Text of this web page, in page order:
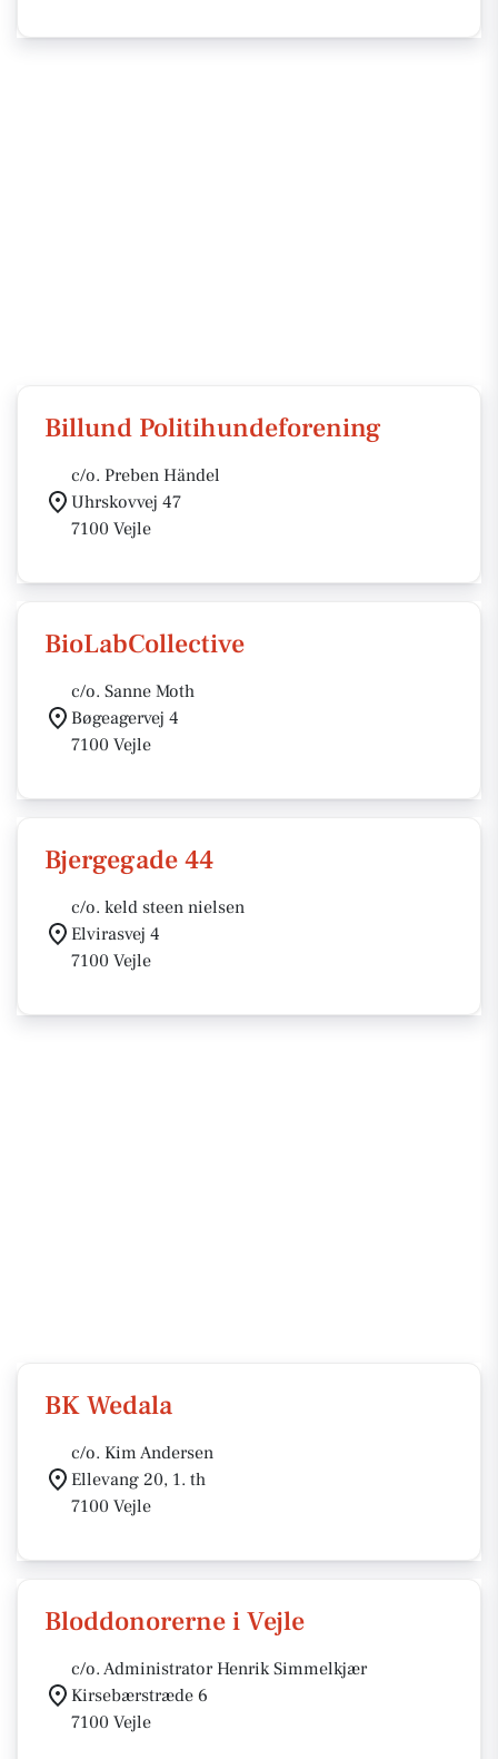
Billund Politihundeforening
c/o. Preben Händel
Uhrskovvej 47
7100 Vejle
BioLabCollective
c/o. Sanne Moth
Bøgeagervej 4
7100 Vejle
Bjergegade 44
c/o. keld steen nielsen
Elvirasvej 4
7100 Vejle
BK Wedala
c/o. Kim Andersen
Ellevang 20, 1. th
7100 Vejle
Bloddonorerne i Vejle
c/o. Administrator Henrik Simmelkjær
Kirsebærstræde 6
7100 Vejle